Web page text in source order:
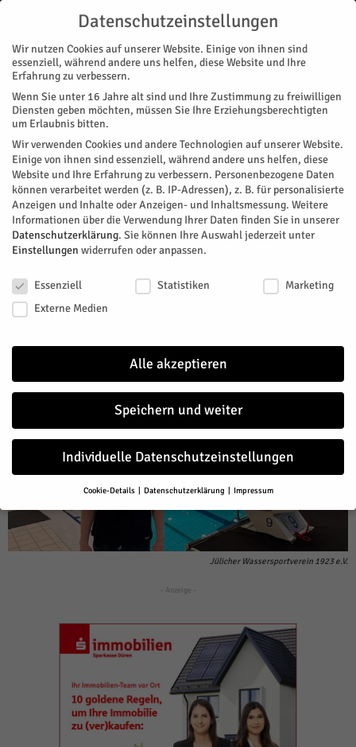
Start Stadtteile Jülich Jülicher Schwimmer überrascht in Berlin
STADTTEILE JÜLICH
Jülicher Schwimmer überrascht in
Berlin
Der Jülicher Schwimmer Ben Henßen erlangte eine neue
Bestzeit in seiner Paradedisziplin in Berlin.
Von HERZOG Redaktion- Mai 7, 2026 86
Twitter
Jülicher Wassersportverein 1923 e.V.
- Anzeige -
Datenschutzeinstellungen
Wir nutzen Cookies auf unserer Website. Einige von ihnen sind
essenziell, während andere uns helfen, diese Website und Ihre
Erfahrung zu verbessern.
Wenn Sie unter 16 Jahre alt sind und Ihre Zustimmung zu freiwilligen
Diensten geben möchten, müssen Sie Ihre Erziehungsberechtigten
um Erlaubnis bitten.
Wir verwenden Cookies und andere Technologien auf unserer Website.
Einige von ihnen sind essenziell, während andere uns helfen, diese
Website und Ihre Erfahrung zu verbessern. Personenbezogene Daten
können verarbeitet werden (z. B. IP-Adressen), z. B. für personalisierte
Anzeigen und Inhalte oder Anzeigen- und Inhaltsmessung. Weitere
Informationen über die Verwendung Ihrer Daten finden Sie in unserer
Datenschutzerklärung. Sie können Ihre Auswahl jederzeit unter
Einstellungen widerrufen oder anpassen.
Essenziell
Statistiken
Marketing
Externe Medien
Alle akzeptieren
Speichern und weiter
Individuelle Datenschutzeinstellungen
Cookie-Details Datenschutzerklärung Impressum
Datenschutzeinstellungen
Wenn Sie unter 16 Jahre alt sind und Ihre Zustimmung zu freiwilligen
Diensten geben möchten, müssen Sie Ihre Erziehungsberechtigten
Einige von ihnen sind essenziell, während andere uns helfen, diese
können verarbeitet werden (z. B. IP-Adressen), z. B. für personalisierte
Anzeigen und Inhalte oder Anzeigen- und Inhaltsmessung. Weitere
Informationen über die Verwendung Ihrer Daten finden Sie in unserer
Hier finden Sie eine Übersicht über alle verwendeten Cookies. Sie
können Ihre Einwilligung zu ganzen Kategorien geben oder sich
weitere Informationen anzeigen lassen und so nur bestimmte Cookies